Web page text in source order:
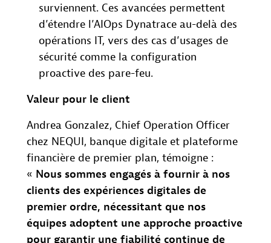
surviennent. Ces avancées permettent
d’étendre l’AIOps Dynatrace au-delà des
opérations IT, vers des cas d’usages de
sécurité comme la configuration
proactive des pare-feu.
Valeur pour le client
Andrea Gonzalez, Chief Operation Officer
chez NEQUI, banque digitale et plateforme
financière de premier plan, témoigne :
« Nous sommes engagés à fournir à nos
clients des expériences digitales de
premier ordre, nécessitant que nos
équipes adoptent une approche proactive
pour garantir une fiabilité continue de